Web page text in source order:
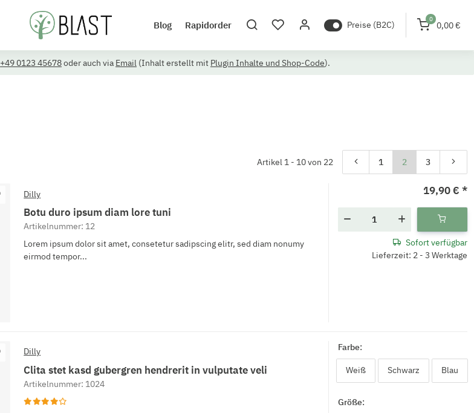
Blog Rapidorder Preise (B2C)
0
0,00 €
+49 0123 45678oder auch via Email (Inhalt erstellt mit Plugin Inhalte und Shop-Code).
Artikel 1 - 10 von 22 1 2 3
Dilly
Botu duro ipsum diam lore tuni
Artikelnummer: 12
Lorem ipsum dolor sit amet, consetetur sadipscing elitr, sed diam nonumy
eirmod tempor...
19,90 € *
Sofort verfügbar
Lieferzeit: 2 - 3 Werktage
Dilly
Clita stet kasd gubergren hendrerit in vulputate veli
Artikelnummer: 1024
Farbe:
WeißWeiß Schwarz Schwarz
Blau
Größe: